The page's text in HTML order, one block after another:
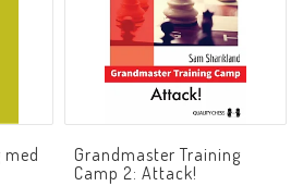
Grandmaster Training
Camp 2: Attack!